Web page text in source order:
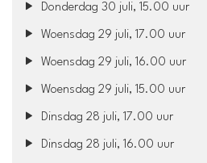
Donderdag 30 juli, 15.00 uur
Woensdag 29 juli, 17.00 uur
Woensdag 29 juli, 16.00 uur
Woensdag 29 juli, 15.00 uur
Dinsdag 28 juli, 17.00 uur
Dinsdag 28 juli, 16.00 uur